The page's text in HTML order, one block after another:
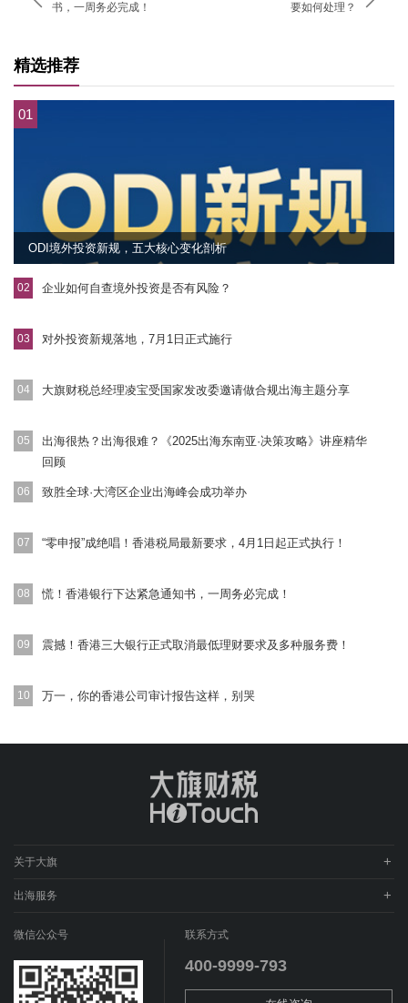
书，一周务必完成！
要如何处理？
精选推荐
01
ODI境外投资新规，五大核心变化剖析
02 企业如何自查境外投资是否有风险？
03 对外投资新规落地，7月1日正式施行
04 大旗财税总经理凌宝受国家发改委邀请做合规出海主题分享
05
出海很热？出海很难？《2025出海东南亚·决策攻略》讲座精华
回顾
06 致胜全球·大湾区企业出海峰会成功举办
07 “零申报”成绝唱！香港税局最新要求，4月1日起正式执行！
08 慌！香港银行下达紧急通知书，一周务必完成！
09 震撼！香港三大银行正式取消最低理财要求及多种服务费！
10 万一，你的香港公司审计报告这样，别哭
关于大旗 +
关于我们
联系我们
出海服务 +
ODI境外投资备案
全球公司设立
微信公众号 联系方式
400-9999-793